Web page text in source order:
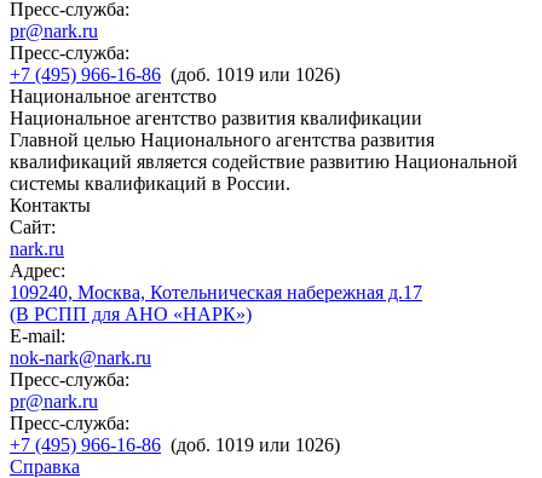
Пресс-служба:
pr@nark.ru
Пресс-служба:
+7 (495) 966-16-86 (доб. 1019 или 1026)
Национальное агентство
Национальное агентство развития квалификации
Главной целью Национального агентства развития
квалификаций является содействие развитию Национальной
системы квалификаций в России.
Контакты
Сайт:
nark.ru
Адрес:
109240, Москва, Котельническая набережная д.17
(В РСПП для АНО «НАРК»)
E-mail:
nok-nark@nark.ru
Пресс-служба:
pr@nark.ru
Пресс-служба:
+7 (495) 966-16-86 (доб. 1019 или 1026)
Справка